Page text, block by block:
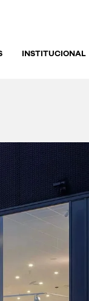
INSTITUCIONAL